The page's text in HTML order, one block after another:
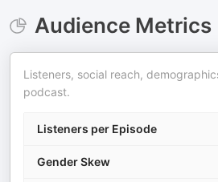
Audience Metrics
Listeners, social reach,
podcast.
Listeners per Episode
Gender Skew